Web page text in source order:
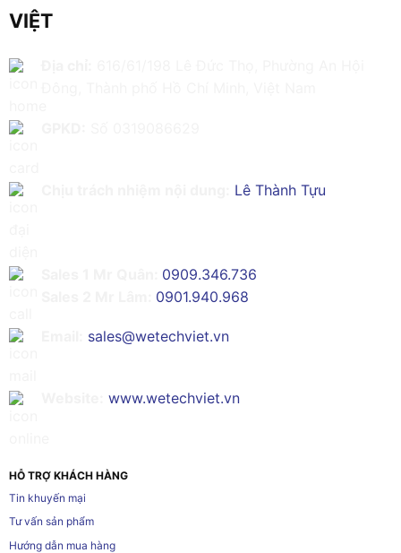
VIỆT
Lê Thành Tựu
0909.346.736
0901.940.968
sales@wetechviet.vn
www.wetechviet.vn
HỖ TRỢ KHÁCH HÀNG
Tin khuyến mại
Tư vấn sản phẩm
Hướng dẫn mua hàng